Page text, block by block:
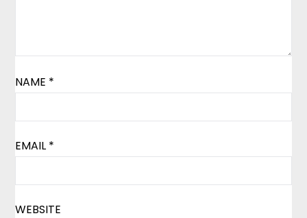
NAME *
EMAIL *
WEBSITE